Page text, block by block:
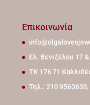
Επικοινωνία
Ελ. Βενιζέλου 17
ΤΚ 176 71
Τηλ.: 210